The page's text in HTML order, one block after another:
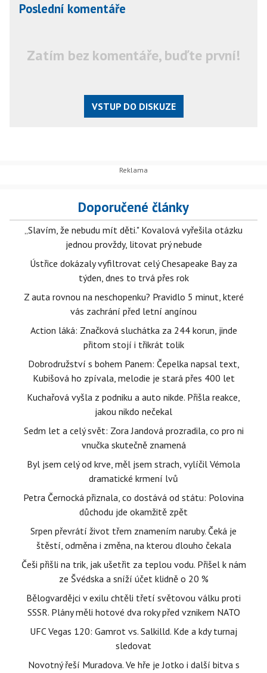
Poslední komentáře
Zatím bez komentáře, buďte první!
VSTUP DO DISKUZE
Doporučené články
„Slavím, že nebudu mít děti." Kovalová vyřešila otázku
jednou provždy, litovat prý nebude
Ústřice dokázaly vyfiltrovat celý Chesapeake Bay za
týden, dnes to trvá přes rok
Z auta rovnou na neschopenku? Pravidlo 5 minut, které
vás zachrání před letní angínou
Action láká: Značková sluchátka za 244 korun, jinde
přitom stojí i třikrát tolik
Dobrodružství s bohem Panem: Čepelka napsal text,
Kubišová ho zpívala, melodie je stará přes 400 let
Kuchařová vyšla z podniku a auto nikde. Přišla reakce,
jakou nikdo nečekal
Sedm let a celý svět: Zora Jandová prozradila, co pro ni
vnučka skutečně znamená
Byl jsem celý od krve, měl jsem strach, vylíčil Vémola
dramatické krmení lvů
Petra Černocká přiznala, co dostává od státu: Polovina
důchodu jde okamžitě zpět
Srpen převrátí život třem znamením naruby. Čeká je
štěstí, odměna i změna, na kterou dlouho čekala
Češi přišli na trik, jak ušetřit za teplou vodu. Přišel k nám
ze Švédska a sníží účet klidně o 20 %
Bělogvardějci v exilu chtěli třetí světovou válku proti
SSSR. Plány měli hotové dva roky před vznikem NATO
UFC Vegas 120: Gamrot vs. Salkilld. Kde a kdy turnaj
sledovat
Novotný řeší Muradova. Ve hře je Jotko i další bitva s